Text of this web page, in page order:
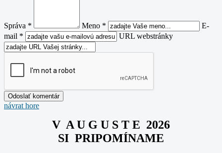
Správa * Meno *
E-
mail *
URL webstránky
návrat hore
V A U G U S T E 2026
SI PRIPOMÍNAME